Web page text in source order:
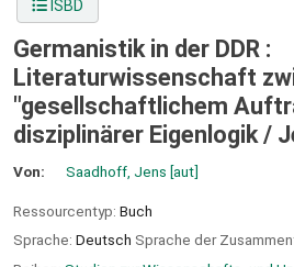
ISBD
Germanistik in der DDR :
Literaturwissenschaft
"gesellschaftlichem
disziplinärer Eigenlogik /
Von: Saadhoff, Jens [aut]
Ressourcentyp: Buch
Sprache: Deutsch Sprache der